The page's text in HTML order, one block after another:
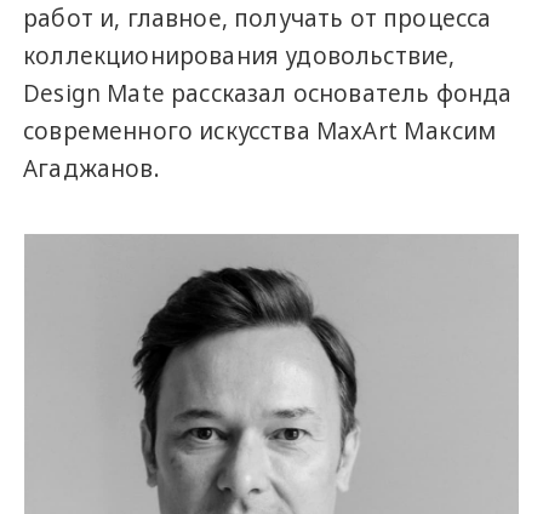
работ и, главное, получать от процесса
коллекционирования удовольствие,
Design Mate рассказал основатель фонда
современного искусства MaxArt Максим
Агаджанов.